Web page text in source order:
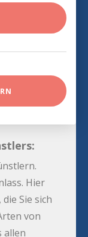
Hier
Sie sich
von
allen